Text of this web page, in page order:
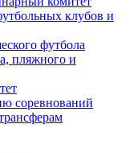
клубов и
футбола
пляжного и
соревнований